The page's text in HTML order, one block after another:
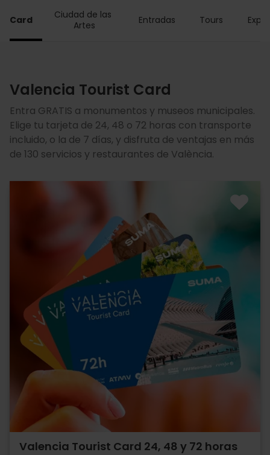
Card
Ciudad de las
Artes
Entradas Tours
Valencia Tourist Card
Entra GRATIS a monumentos y museos municipales.
Elige tu tarjeta de 24, 48 o 72 horas con transporte
incluido, o la de 7 días, y disfruta de ventajas en más
de 130 servicios y restaurantes de València.
Valencia Tourist Card 24, 48 y 72 horas